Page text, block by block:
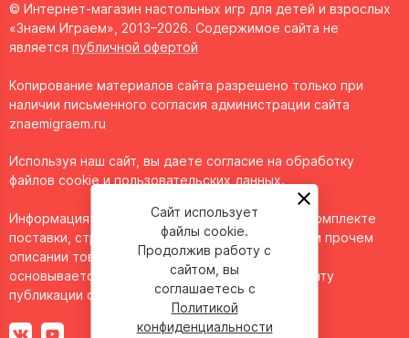
© Интернет-магазин настольных игр для детей и взрослых
«Знаем Играем», 2013–2026. Содержимое сайта не
является публичной офертой
Копирование материалов сайта разрешено только при
наличии письменного согласия администрации сайта
znaemigraem.ru
Используя наш сайт, вы даете согласие на обработку
файлов cookie и пользовательских данных.
Информация о технических характеристиках, комплекте
поставки, стране изготовления, внешнем виде и прочем
описании товара носит справочный характер и
основывается на последних доступных к моменту
публикации сведениях.
Сайт использует
файлы cookie.
Продолжив работу с
сайтом, вы
соглашаетесь с
Политикой
конфиденциальности